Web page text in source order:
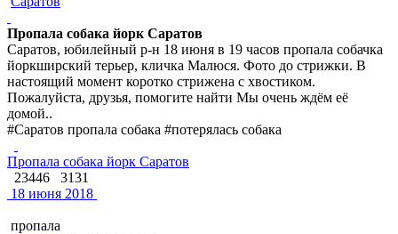
Пропала собака йорк Саратов
Саратов, юбилейный р-н 18 июня в 19 часов пропала собачка
йоркширский терьер, кличка Малюся. Фото до стрижки. В
настоящий момент коротко стрижена с хвостиком.
Пожалуйста, друзья, помогите найти Мы очень ждём её
домой..
#Саратов пропала собака #потерялась собака
Пропала собака йорк Саратов
23446
3131
18 июня 2018
пропала